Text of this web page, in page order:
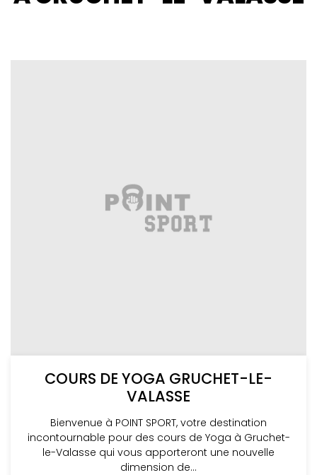
COURS DE YOGA GRUCHET-LE-
VALASSE
Bienvenue à POINT SPORT, votre destination
incontournable pour des cours de Yoga à Gruchet-
le-Valasse qui vous apporteront une nouvelle
dimension de...